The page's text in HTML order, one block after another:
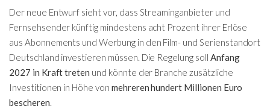
Der neue Entwurf sieht vor, dass Streaminganbieter und
Fernsehsender künftig mindestens acht Prozent ihrer Erlöse
aus Abonnements und Werbung in den Film- und Serienstandort
Deutschland investieren müssen. Die Regelung soll Anfang
2027 in Kraft treten und könnte der Branche zusätzliche
Investitionen in Höhe von mehreren hundert Millionen Euro
bescheren.